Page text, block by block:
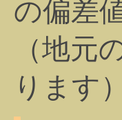
の偏差
（地元
ります